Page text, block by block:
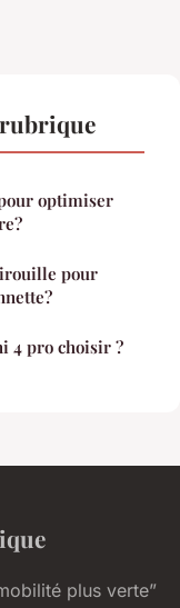
optimiser
pour
4 pro choisir ?
plus verte”